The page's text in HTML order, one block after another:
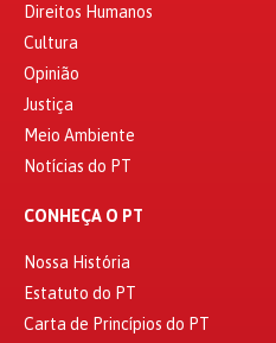
Direitos Humanos
Cultura
Opinião
Justiça
Meio Ambiente
Notícias do PT
CONHEÇA O PT
Nossa História
Estatuto do PT
Carta de Princípios do PT